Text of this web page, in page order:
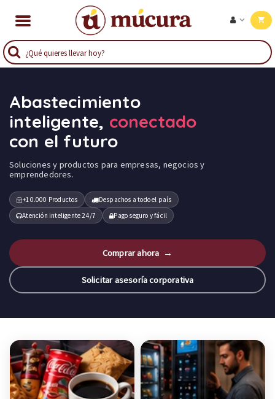
Abastecimiento
inteligente, conectado
con el futuro
Soluciones y productos para empresas, negocios y
emprendedores.
+10.000 Productos
Despachos a todo el país
Atención inteligente 24/7
Pago seguro y fácil
Comprar ahora →
Solicitar asesoría corporativa
Categorías de productos